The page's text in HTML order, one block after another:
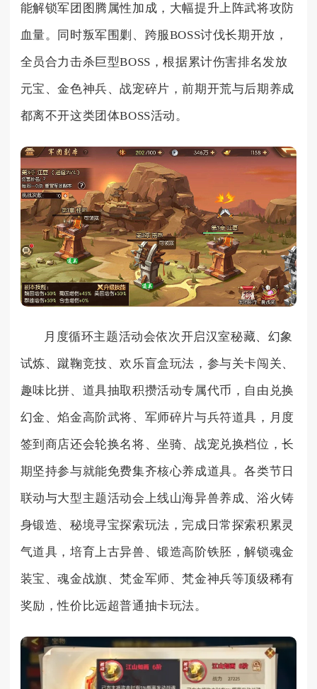
能解锁军团图腾属性加成，大幅提升上阵武将攻防
血量。同时叛军围剿、跨服BOSS讨伐长期开放，
全员合力击杀巨型BOSS，根据累计伤害排名发放
元宝、金色神兵、战宠碎片，前期开荒与后期养成
都离不开这类团体BOSS活动。
月度循环主题活动会依次开启汉室秘藏、幻象
试炼、蹴鞠竞技、欢乐盲盒玩法，参与关卡闯关、
趣味比拼、道具抽取积攒活动专属代币，自由兑换
幻金、焰金高阶武将、军师碎片与兵符道具，月度
签到商店还会轮换名将、坐骑、战宠兑换档位，长
期坚持参与就能免费集齐核心养成道具。各类节日
联动与大型主题活动会上线山海异兽养成、浴火铸
身锻造、秘境寻宝探索玩法，完成日常探索积累灵
气道具，培育上古异兽、锻造高阶铁胚，解锁魂金
装宝、魂金战旗、梵金军师、梵金神兵等顶级稀有
奖励，性价比远超普通抽卡玩法。